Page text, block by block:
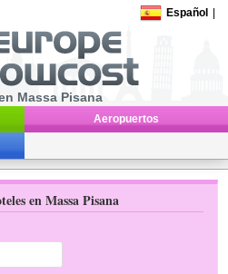
Español
Massa Pisana
Aeropuertos
en Massa Pisana